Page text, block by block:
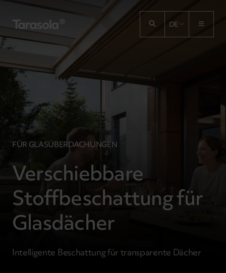
Przejdź do treści
DE
FÜR GLASÜBERDACHUNGEN
Verschiebbare
Stoffbeschattung für
Glasdächer
Intelligente Beschattung für transparente Dächer